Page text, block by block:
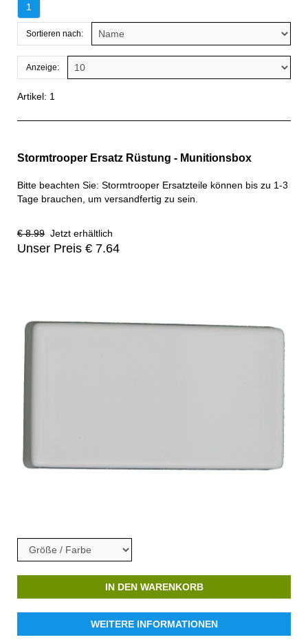
1
Sortieren nach:
Anzeige:
Artikel: 1
Stormtrooper Ersatz Rüstung - Munitionsbox
Bitte beachten Sie: Stormtrooper Ersatzteile können bis zu 1-3
Tage brauchen, um versandfertig zu sein.
€ 8.99 Jetzt erhältlich
Unser Preis € 7.64
IN DEN WARENKORB
WEITERE INFORMATIONEN